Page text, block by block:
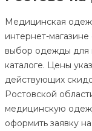
Медицинская
интернет-
выбор одежды для
каталоге. Цены
действующих
Ростовской
медицинскую
оформить заявку